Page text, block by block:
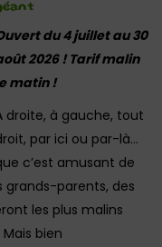
du 4 juillet au 30
2026 ! Tarif malin
matin !
droite, à gauche, tout
par ici ou par-là…
c’est amusant de
grands-parents, des
les plus malins
bien